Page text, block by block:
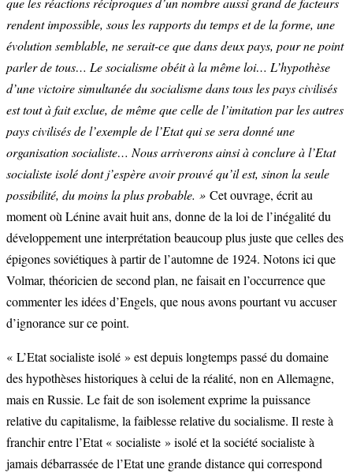
rendent impossible, sous les rapports du temps et de la forme, une
évolution semblable, ne serait-ce que dans deux pays, pour ne point
parler de tous… Le socialisme obéit à la même loi… L’hypothèse
d’une victoire simultanée du socialisme dans tous les pays civilisés
est tout à fait exclue, de même que celle de l’imitation par les autres
pays civilisés de l’exemple de l’Etat qui se sera donné une
organisation socialiste… Nous arriverons ainsi à conclure à l’Etat
socialiste isolé dont j’espère avoir prouvé qu’il est, sinon la seule
possibilité, du moins la plus probable. » Cet ouvrage, écrit au
moment où Lénine avait huit ans, donne de la loi de l’inégalité du
développement une interprétation beaucoup plus juste que celles des
épigones soviétiques à partir de l’automne de 1924. Notons ici que
Volmar, théoricien de second plan, ne faisait en l’occurrence que
commenter les idées d’Engels, que nous avons pourtant vu accuser
d’ignorance sur ce point.
« L’Etat socialiste isolé » est depuis longtemps passé du domaine
des hypothèses historiques à celui de la réalité, non en Allemagne,
mais en Russie. Le fait de son isolement exprime la puissance
relative du capitalisme, la faiblesse relative du socialisme. Il reste à
franchir entre l’Etat « socialiste » isolé et la société socialiste à
jamais débarrassée de l’Etat une grande distance qui correspond